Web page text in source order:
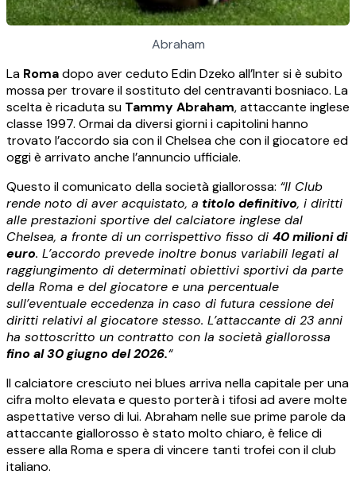
Abraham
La Romadopo aver ceduto Edin Dzeko all’Inter si è subito
mossa per trovare il sostituto del centravanti bosniaco. La
scelta è ricaduta su Tammy Abraham, attaccante inglese
classe 1997. Ormai da diversi giorni i capitolini hanno
trovato l’accordo sia con il Chelsea che con il giocatore ed
oggi è arrivato anche l’annuncio ufficiale.
Questo il comunicato della società giallorossa: “Il Club
rende noto di aver acquistato, a titolo definitivo, i diritti
alle prestazioni sportive del calciatore inglese dal
Chelsea, a fronte di un corrispettivo fisso di 40 milioni di
euro. L’accordo prevede inoltre bonus variabili legati al
raggiungimento di determinati obiettivi sportivi da parte
della Roma e del giocatore e una percentuale
sull’eventuale eccedenza in caso di futura cessione dei
diritti relativi al giocatore stesso. L’attaccante di 23 anni
ha sottoscritto un contratto con la società giallorossa
fino al 30 giugno del 2026.“
Il calciatore cresciuto nei blues arriva nella capitale per una
cifra molto elevata e questo porterà i tifosi ad avere molte
aspettative verso di lui. Abraham nelle sue prime parole da
attaccante giallorosso è stato molto chiaro, è felice di
essere alla Roma e spera di vincere tanti trofei con il club
italiano.